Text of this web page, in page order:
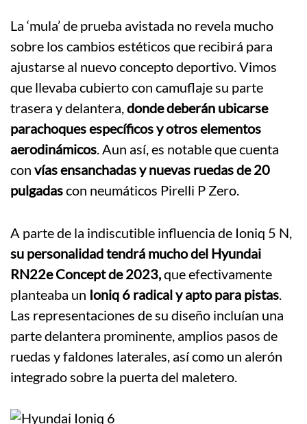
La ‘mula’ de prueba avistada no revela mucho
sobre los cambios estéticos que recibirá para
ajustarse al nuevo concepto deportivo. Vimos
que llevaba cubierto con camuflaje su parte
trasera y delantera,donde deberán ubicarse
parachoques específicos y otros elementos
aerodinámicos. Aun así, es notable que cuenta
con vías ensanchadas y nuevas ruedas de 20
pulgadascon neumáticos Pirelli P Zero.
A parte de la indiscutible influencia de Ioniq 5 N,
su personalidad tendrá mucho del Hyundai
RN22e Concept de 2023,que efectivamente
planteaba un Ioniq 6 radical y apto para pistas.
Las representaciones de su diseño incluían una
parte delantera prominente, amplios pasos de
ruedas y faldones laterales, así como un alerón
integrado sobre la puerta del maletero.